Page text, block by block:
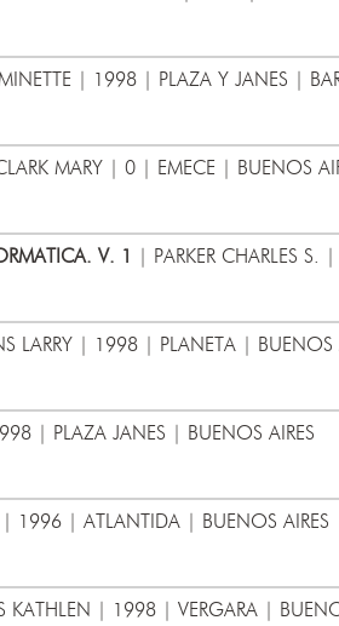
| 1998 | PLAZA Y JANES |
MARY | 0 | EMECE | BUENOS
V. 1
| PARKER CHARLES
LARRY | 1998 | PLANETA | BUENOS
| PLAZA JANES | BUENOS AIRES
| 1996 | ATLANTIDA | BUENOS AIRES
KATHLEN | 1998 | VERGARA |